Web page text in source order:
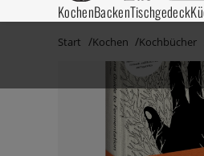
KochenBackenTischgedeck
Start Kochen Kochbücher